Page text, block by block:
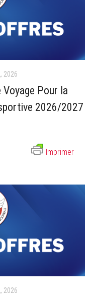
2026
Voyage Pour la
2026/2027
Imprimer
2026